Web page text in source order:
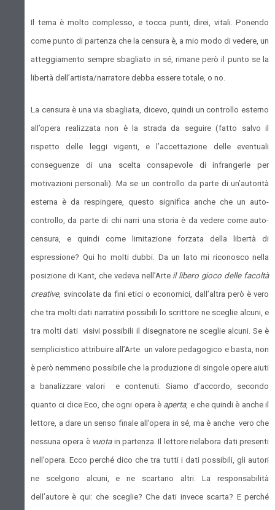
Il tema è molto complesso, e tocca punti, direi, vitali. Ponendo
come punto di partenza che la censura è, a mio modo di vedere, un
atteggiamento sempre sbagliato in sé, rimane però il punto se la
libertà dell’artista/narratore debba essere totale, o no.
La censura è una via sbagliata, dicevo, quindi un controllo esterno
all’opera realizzata non è la strada da seguire (fatto salvo il
rispetto delle leggi vigenti, e l’accettazione delle eventuali
conseguenze di una scelta consapevole di infrangerle per
motivazioni personali). Ma se un controllo da parte di un’autorità
esterna è da respingere, questo significa anche che un auto-
controllo, da parte di chi narri una storia è da vedere come auto-
censura, e quindi come limitazione forzata della libertà di
espressione? Qui ho molti dubbi. Da un lato mi riconosco nella
posizione di Kant, che vedeva nell’Arte il libero gioco delle facoltà
creative, svincolate da fini etici o economici, dall’altra però è vero
che tra molti dati narratiivi possibili lo scrittore ne sceglie alcuni, e
tra molti dati visivi possibili il disegnatore ne sceglie alcuni. Se è
semplicistico attribuire all’Arte un valore pedagogico e basta, non
è però nemmeno possibile che la produzione di singole opere aiuti
a banalizzare valori e contenuti. Siamo d’accordo, secondo
quanto ci dice Eco, che ogni opera è aperta, e che quindi è anche il
lettore, a dare un senso finale all’opera in sé, ma è anche vero che
nessuna opera è vuotain partenza. Il lettore rielabora dati presenti
nell’opera. Ecco perché dico che tra tutti i dati possibili, gli autori
ne scelgono alcuni, e ne scartano altri. La responsabilità
dell’autore è qui: che sceglie? Che dati invece scarta? E perché